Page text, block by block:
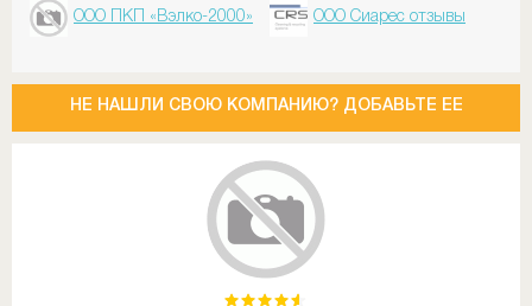
ООО ПКП «Вэлко-2000» ООО Сиарес отзывы
НЕ НАШЛИ СВОЮ КОМПАНИЮ? ДОБАВЬТЕ ЕЕ